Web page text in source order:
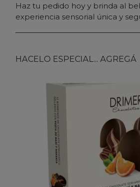
Haz tu pedido hoy y brinda al
experiencia sensorial única y
HACELO ESPECIAL... AGREGÁ